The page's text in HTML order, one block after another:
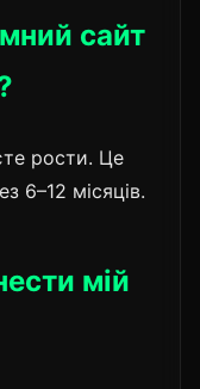
сайт
рости. Це
6–12 місяців.
мій